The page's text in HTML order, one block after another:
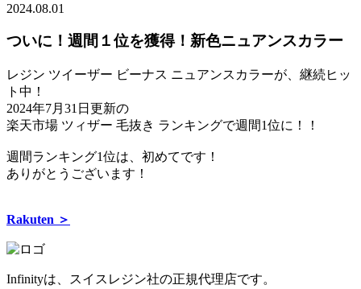
2024.08.01
ついに！週間１位を獲得！新色ニュアンスカラー
レジン ツイーザー ビーナス ニュアンスカラーが、継続ヒッ
ト中！
2024年7月31日更新の
楽天市場 ツィザー 毛抜き ランキングで週間1位に！！
週間ランキング1位は、初めてです！
ありがとうございます！
Rakuten ＞
Infinityは、スイスレジン社の正規代理店です。